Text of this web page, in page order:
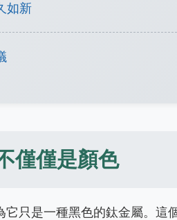
如新
僅僅是顏色
只是一種黑色的鈦金屬。這